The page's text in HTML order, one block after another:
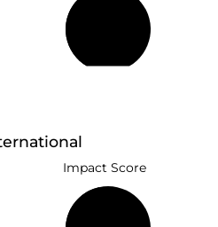
Impact Score